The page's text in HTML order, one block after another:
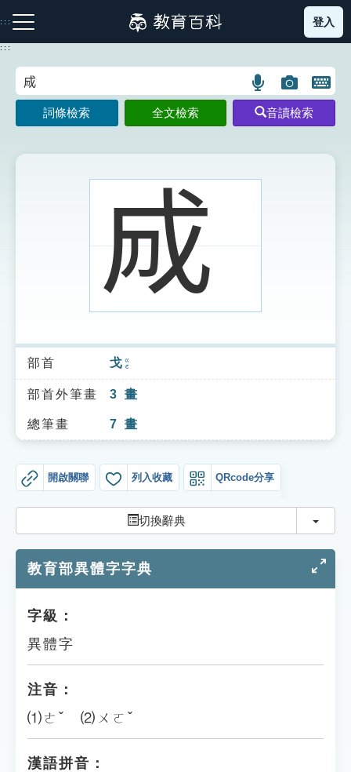
到
主
:::
注音索引圖示 筆畫索引圖示 部首索引表圖示
索引選單
知識索引
單字索引
貓頭鷹博士
登入
:::
語
言
搜
示
圖
片
搜
開
鍵
圖
詞條檢索 全文檢索 音讀檢索
𢦓
部首 戈 ㄍㄜ
部首外筆畫 3 畫
總筆畫 7 畫
開啟關聯 列入收藏 QRcode分享
切換辭典 切換
教育部異體字字典
字級：
異體字
注音：
⑴ㄜˇ ⑵ㄨㄛˇ
漢語拼音：